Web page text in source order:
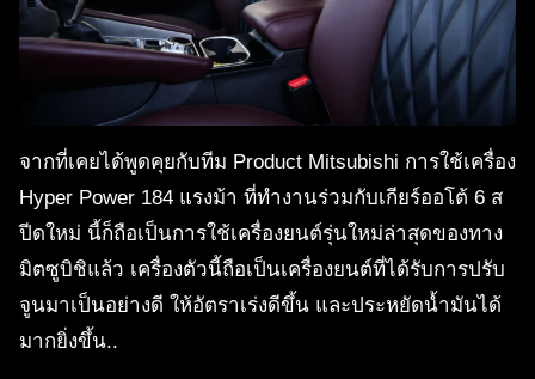
จากที่เคยได้พูดคุยกับทีม Product Mitsubishi การใช้เครื่อง
Hyper Power 184 แรงม้า ที่ทำงานร่วมกับเกียร์ออโต้ 6 ส
ปีดใหม่ นี้ก็ถือเป็นการใช้เครื่องยนต์รุ่นใหม่ล่าสุดของทาง
มิตซูบิชิแล้ว เครื่องตัวนี้ถือเป็นเครื่องยนต์ที่ได้รับการปรับ
จูนมาเป็นอย่างดี ให้อัตราเร่งดีขึ้น และประหยัดน้ำมันได้
มากยิ่งขึ้น..